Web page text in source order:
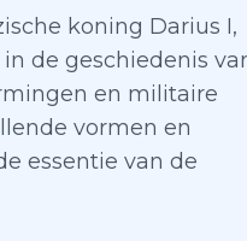
koning Darius I,
de geschiedenis
en militaire
vormen en
essentie van de